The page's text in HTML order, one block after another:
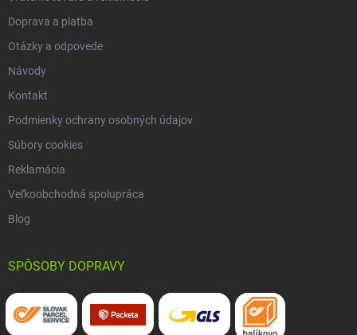
Doprava a platba
Otázky a odpovede
Návody
Kontakt
Podmienky ochrany osobných údajov
Súbory cookies
Reklamácia
Veľkoobchodná spolupráca
Blog
SPÔSOBY DOPRAVY